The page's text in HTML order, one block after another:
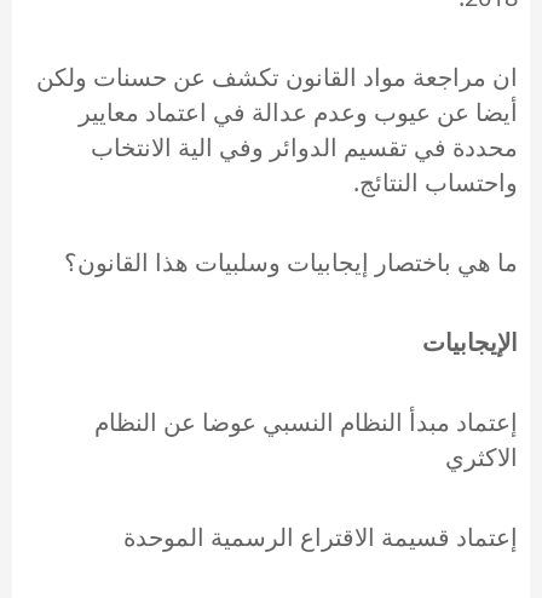
ان مراجعة مواد القانون تكشف عن حسنات ولكن
أيضا عن عيوب وعدم عدالة في اعتماد معايير
محددة في تقسيم الدوائر وفي الية الانتخاب
واحتساب النتائج.
ما هي باختصار إيجابيات وسلبيات هذا القانون؟
الإيجابيات
إعتماد مبدأ النظام النسبي عوضا عن النظام
الاكثري
إعتماد قسيمة الاقتراع الرسمية الموحدة